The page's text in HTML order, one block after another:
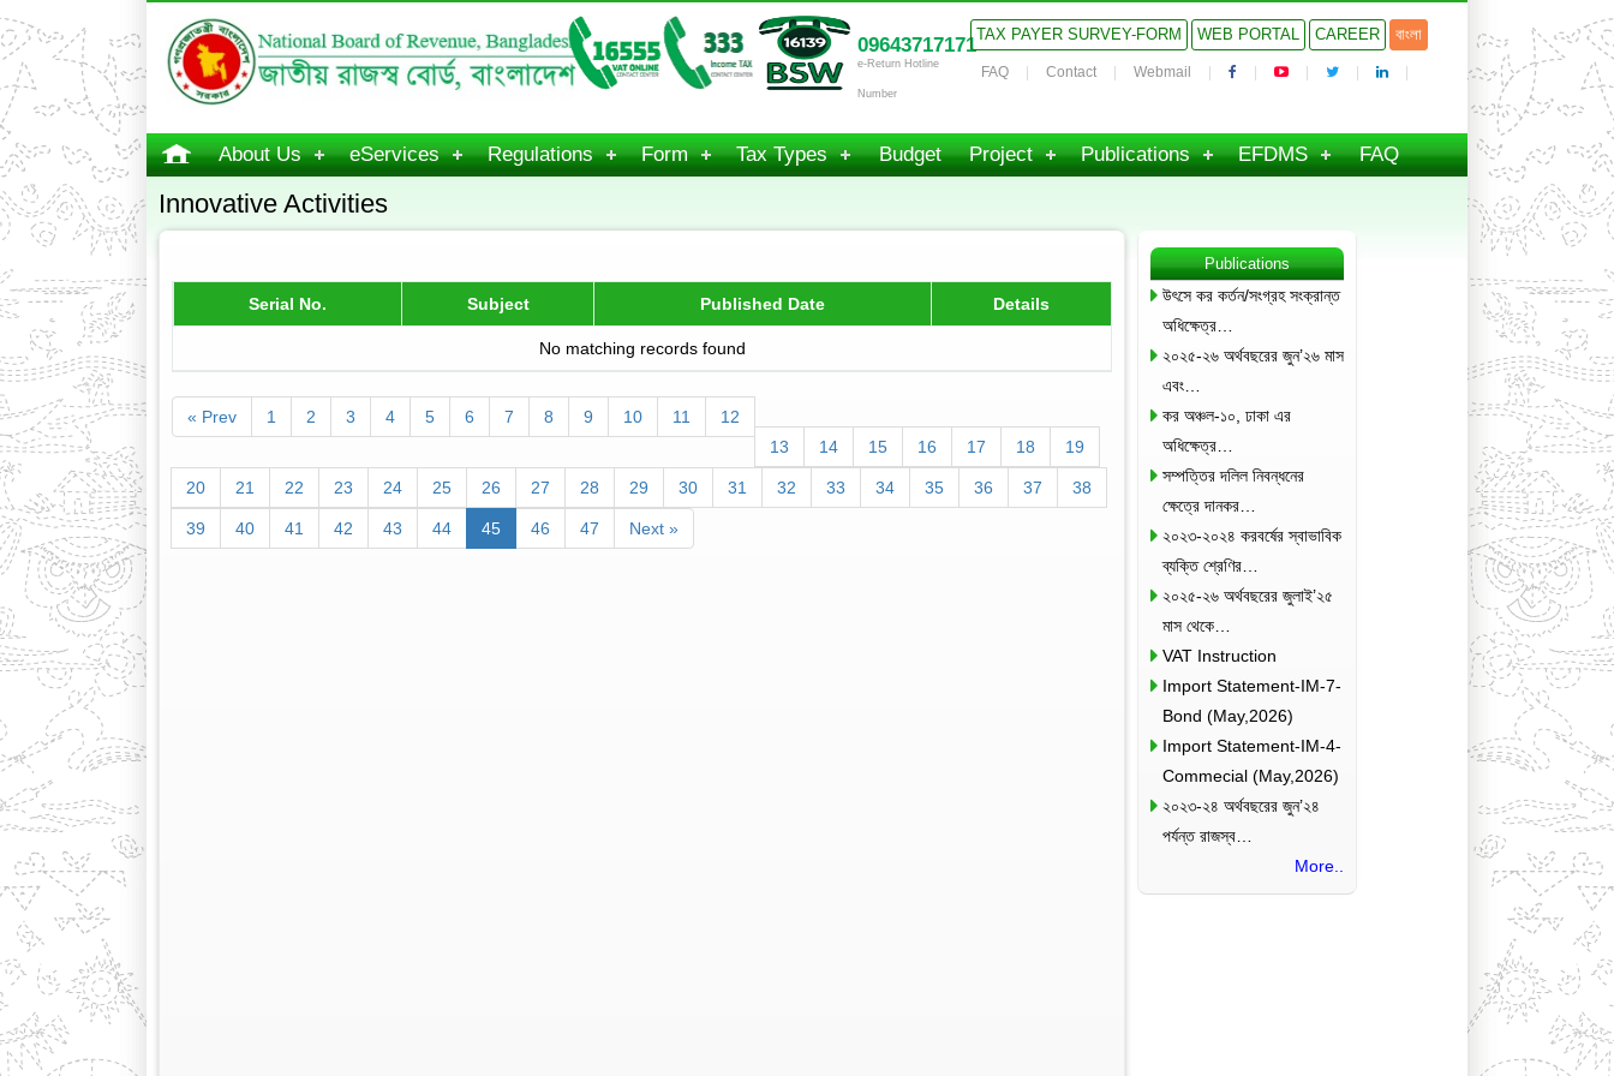
09643717171
e-Return Hotline
Number
TAX PAYER SURVEY-FORM WEB PORTAL CAREER বাংলা
FAQ Contact Webmail
About Us eServices Regulations Form Tax Types Budget Project Publications EFDMS FAQ
Innovative Activities
Serial No. Subject Published Date Details
No matching records found
« Prev 1 2 3 4 5 6 7 8 9 10 11
12
13
14 15 16 17 18 19
20 21 22 23 24 25 26 27 28 29 30 31 32 33 34 35 36 37 38
39 40 41 42 43 44 45 46 47 Next »
Publications
উৎসে কর কর্তন/সংগ্রহ সংক্রান্ত
অধিক্ষেত্র…
২০২৫-২৬ অর্থবছরের জুন’২৬ মাস
এবং…
কর অঞ্চল-১০, ঢাকা এর
অধিক্ষেত্র…
সম্পত্তির দলিল নিবন্ধনের
ক্ষেত্রে দানকর…
২০২৩-২০২৪ করবর্ষের স্বাভাবিক
ব্যক্তি শ্রেণির…
২০২৫-২৬ অর্থবছরের জুলাই’২৫
মাস থেকে…
VAT Instruction
Import Statement-IM-7-
Bond (May,2026)
Import Statement-IM-4-
Commecial (May,2026)
২০২৩-২৪ অর্থবছরের জুন’২৪
পর্যন্ত রাজস্ব…
More..